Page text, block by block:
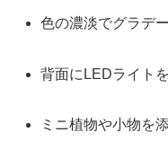
色の濃淡でグラデ
背面にLEDライト
ミニ植物や小物を